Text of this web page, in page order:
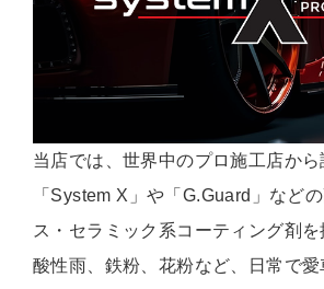
当店では、世界中のプロ施工店か
「System X」や「G.Guard」など
ス・セラミック系コーティング剤
酸性雨、鉄粉、花粉など、日常で